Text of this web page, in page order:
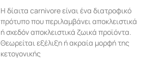
Η δίαιτα carnivore είναι ένα διατροφικό
πρότυπο που περιλαμβάνει αποκλειστικά
ή σχεδόν αποκλειστικά ζωικά προϊόντα.
Θεωρείται εξέλιξη ή ακραία μορφή της
κετογονικής